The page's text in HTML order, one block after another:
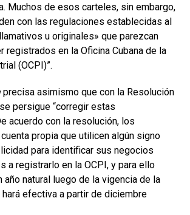
Muchos de esos carteles, sin embargo,
con las regulaciones establecidas al
u originales» que parezcan
registrados en la Oficina Cubana de la
(OCPI)”.
precisa asimismo que con la Resolución
persigue “corregir estas
acuerdo con la resolución, los
propia que utilicen algún signo
para identificar sus negocios
a registrarlo en la OCPI, y para ello
año natural luego de la vigencia de la
hará efectiva a partir de diciembre